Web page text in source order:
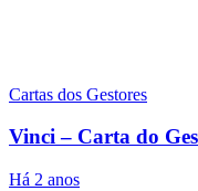
Cartas dos Gestores
Vinci – Carta do
Há 2 anos